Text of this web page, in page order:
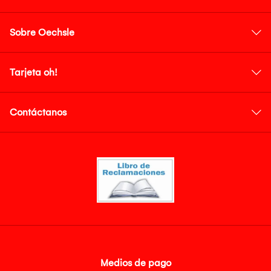
Sobre Oechsle
Tarjeta oh!
Contáctanos
Medios de pago